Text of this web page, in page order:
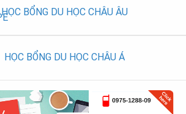
HỌC BỔNG DU HỌC CHÂU ÂU
HỌC BỔNG DU HỌC CHÂU Á